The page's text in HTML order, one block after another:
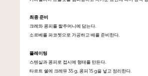
최종 준비
크레와 콩피를 짤주머니에 담는다.
소르베를 파코젯으로 가공하고 배를 준비한다.
플레이팅
스텐실과 콩피로 접시에 형태를 만든다.
타르트 쉘에 크레뮤 35 g, 콩피 15 g을 넣고 정리한다.